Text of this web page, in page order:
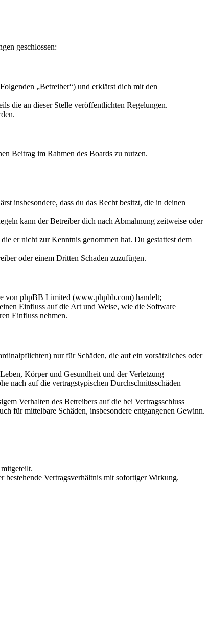
geschlossen:
„Betreiber“) und erklärst dich mit den
die an dieser Stelle veröffentlichten Regelungen.
Beitrag im Rahmen des Boards zu nutzen.
insbesondere, dass du das Recht besitzt, die in deinen
kann der Betreiber dich nach Abmahnung zeitweise oder
er nicht zur Kenntnis genommen hat. Du gestattest dem
oder einem Dritten Schaden zuzufügen.
von phpBB Limited (www.phpbb.com) handelt;
Einfluss auf die Art und Weise, wie die Software
Einfluss nehmen.
nur für Schäden, die auf ein vorsätzliches oder
Körper und Gesundheit und der Verletzung
nach auf die vertragstypischen Durchschnittsschäden
Verhalten des Betreibers auf die bei Vertragsschluss
für mittelbare Schäden, insbesondere entgangenen Gewinn.
Vertragsverhältnis mit sofortiger Wirkung.